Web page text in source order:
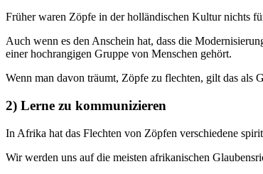
Früher waren Zöpfe in der holländischen Kultur nichts
Auch wenn es den Anschein hat, dass die
einer hochrangigen Gruppe von Menschen gehört.
Wenn man davon träumt, Zöpfe zu flechten, gilt das als
2) Lerne zu kommunizieren
In Afrika hat das Flechten von Zöpfen verschiedene
Wir werden uns auf die meisten afrikanischen